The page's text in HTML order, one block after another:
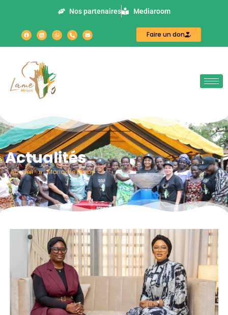
Nos partenaires Mediaroom
Faire un don
Actualités
Accueil » Mariame Diaby